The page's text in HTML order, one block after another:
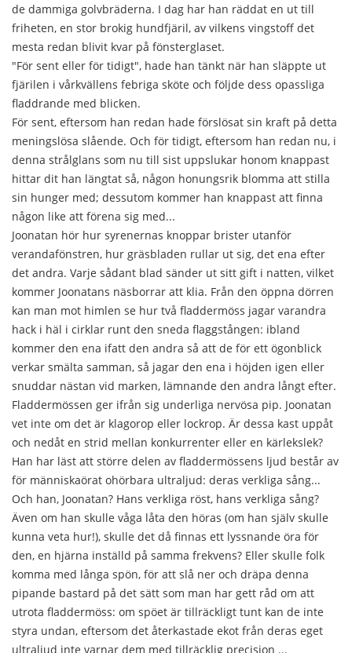
de dammiga golvbräderna. I dag har han räddat en ut till
friheten, en stor brokig hundfjäril, av vilkens vingstoff det
mesta redan blivit kvar på fönsterglaset.
"För sent eller för tidigt", hade han tänkt när han släppte ut
fjärilen i vårkvällens febriga sköte och följde dess opassliga
fladdrande med blicken.
För sent, eftersom han redan hade förslösat sin kraft på detta
meningslösa slående. Och för tidigt, eftersom han redan nu, i
denna strålglans som nu till sist uppslukar honom knappast
hittar dit han längtat så, någon honungsrik blomma att stilla
sin hunger med; dessutom kommer han knappast att finna
någon like att förena sig med...
Joonatan hör hur syrenernas knoppar brister utanför
verandafönstren, hur gräsbladen rullar ut sig, det ena efter
det andra. Varje sådant blad sänder ut sitt gift i natten, vilket
kommer Joonatans näsborrar att klia. Från den öppna dörren
kan man mot himlen se hur två fladdermöss jagar varandra
hack i häl i cirklar runt den sneda flaggstången: ibland
kommer den ena ifatt den andra så att de för ett ögonblick
verkar smälta samman, så jagar den ena i höjden igen eller
snuddar nästan vid marken, lämnande den andra långt efter.
Fladdermössen ger ifrån sig underliga nervösa pip. Joonatan
vet inte om det är klagorop eller lockrop. Är dessa kast uppåt
och nedåt en strid mellan konkurrenter eller en kärlekslek?
Han har läst att större delen av fladdermössens ljud består av
för människaörat ohörbara ultraljud: deras verkliga sång...
Och han, Joonatan? Hans verkliga röst, hans verkliga sång?
Även om han skulle våga låta den höras (om han själv skulle
kunna veta hur!), skulle det då finnas ett lyssnande öra för
den, en hjärna inställd på samma frekvens? Eller skulle folk
komma med långa spön, för att slå ner och dräpa denna
pipande bastard på det sätt som man har gett råd om att
utrota fladdermöss: om spöet är tillräckligt tunt kan de inte
styra undan, eftersom det återkastade ekot från deras eget
ultraljud inte varnar dem med tillräcklig precision ...